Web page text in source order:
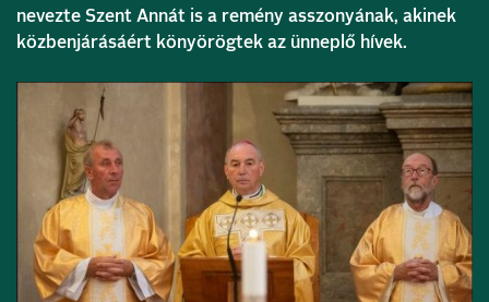
nevezte Szent Annát is a remény asszonyának, akinek
közbenjárásáért könyörögtek az ünneplő hívek.